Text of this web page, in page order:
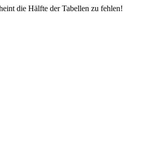
die Hälfte der Tabellen zu fehlen!